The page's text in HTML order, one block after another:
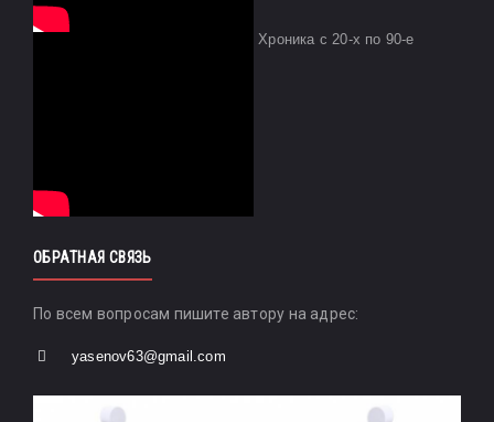
Хроника с 20-х по 90-е
ОБРАТНАЯ СВЯЗЬ
По всем вопросам пишите автору на адрес:
yasenov63@gmail.com